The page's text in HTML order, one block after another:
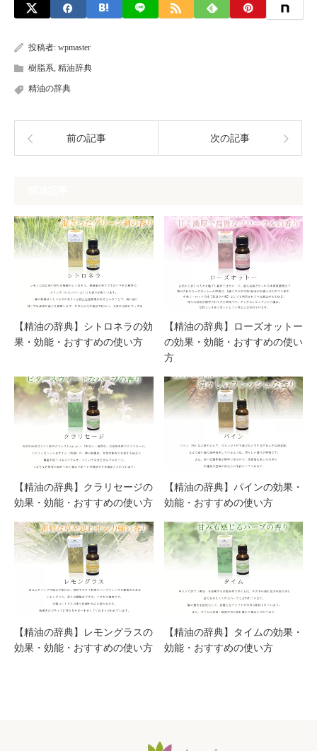
投稿者: wpmaster
樹脂系, 精油辞典
精油の辞典
前の記事 次の記事
【精油の辞典】シトロネラの効
果・効能・おすすめの使い方
【精油の辞典】ローズオットー
の効果・効能・おすすめの使い
方
【精油の辞典】クラリセージの
効果・効能・おすすめの使い方
【精油の辞典】パインの効果・
効能・おすすめの使い方
【精油の辞典】レモングラスの
効果・効能・おすすめの使い方
【精油の辞典】タイムの効果・
効能・おすすめの使い方